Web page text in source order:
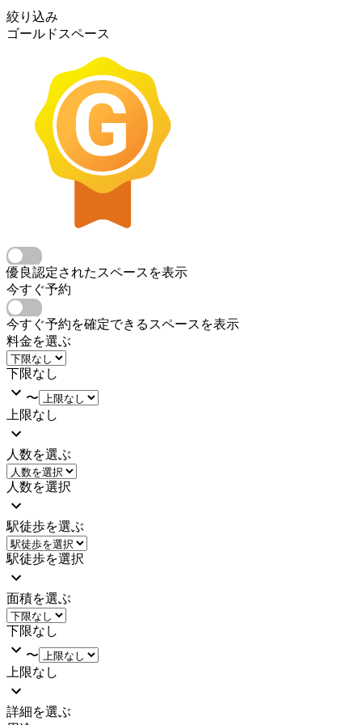
絞り込み
ゴールドスペース
優良認定されたスペースを表示
今すぐ予約
今すぐ予約を確定できるスペースを表示
料金を選ぶ
下限なし
〜
上限なし
人数を選ぶ
人数を選択
駅徒歩を選ぶ
駅徒歩を選択
面積を選ぶ
下限なし
〜
上限なし
詳細を選ぶ